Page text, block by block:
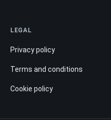
LEGAL
Privacy policy
Terms and conditions
Cookie policy